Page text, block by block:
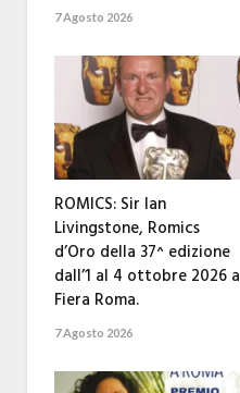
7 Agosto 2026
ROMICS: Sir Ian
Livingstone, Romics
d’Oro della 37^ edizione
dall’1 al 4 ottobre 2026 a
Fiera Roma.
7 Agosto 2026